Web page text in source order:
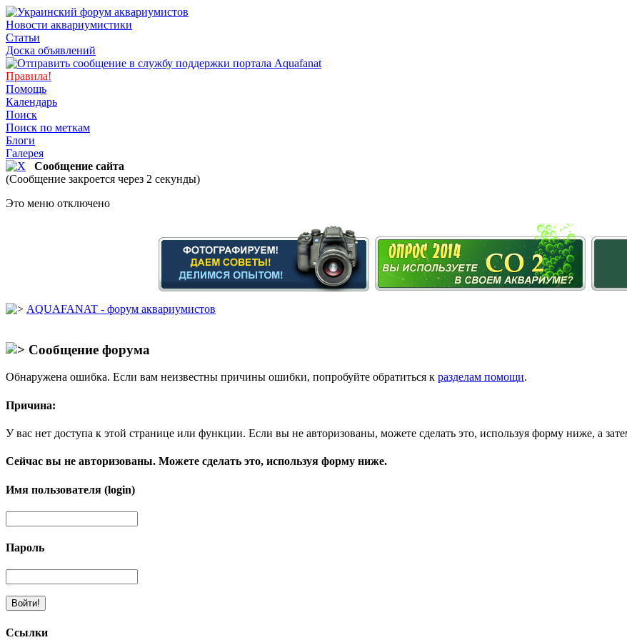
Новости аквариумистики
Статьи
Доска объявлений
Правила!
Помощь
Календарь
Поиск
Поиск по меткам
Блоги
Галерея
Сообщение сайта
(Сообщение закроется через 2 секунды)
Это меню отключено
AQUAFANAT - форум аквариумистов
Сообщение форума
Обнаружена ошибка. Если вам неизвестны причины ошибки, попробуйте обратиться к разделам помощи.
Причина:
У вас нет доступа к этой странице или функции. Если вы не авторизованы, можете сделать это, используя форму ниже, а
Сейчас вы не авторизованы. Можете сделать это, используя форму ниже.
Имя пользователя (login)
Пароль
Ссылки